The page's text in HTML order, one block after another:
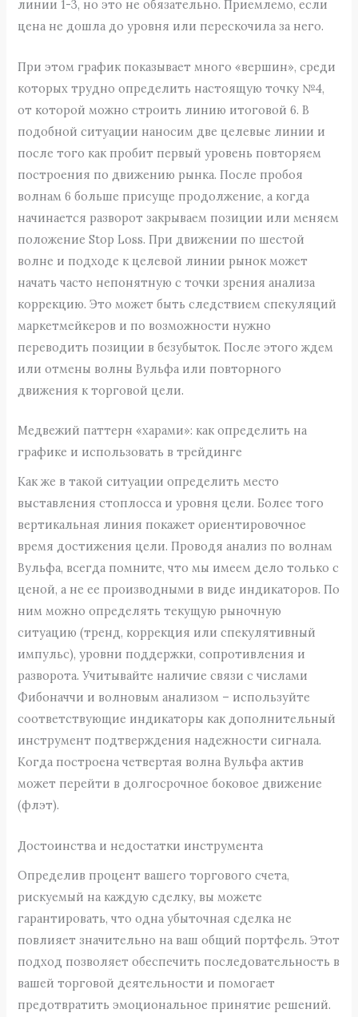
линии 1-3, но это не обязательно. Приемлемо, если
цена не дошла до уровня или перескочила за него.
При этом график показывает много «вершин», среди
которых трудно определить настоящую точку №4,
от которой можно строить линию итоговой 6. В
подобной ситуации наносим две целевые линии и
после того как пробит первый уровень повторяем
построения по движению рынка. После пробоя
волнам 6 больше присуще продолжение, а когда
начинается разворот закрываем позиции или меняем
положение Stop Loss. При движении по шестой
волне и подходе к целевой линии рынок может
начать часто непонятную с точки зрения анализа
коррекцию. Это может быть следствием спекуляций
маркетмейкеров и по возможности нужно
переводить позиции в безубыток. После этого ждем
или отмены волны Вульфа или повторного
движения к торговой цели.
Медвежий паттерн «харами»: как определить на
графике и использовать в трейдинге
Как же в такой ситуации определить место
выставления стоплосса и уровня цели. Более того
вертикальная линия покажет ориентировочное
время достижения цели. Проводя анализ по волнам
Вульфа, всегда помните, что мы имеем дело только с
ценой, а не ее производными в виде индикаторов. По
ним можно определять текущую рыночную
ситуацию (тренд, коррекция или спекулятивный
импульс), уровни поддержки, сопротивления и
разворота. Учитывайте наличие связи с числами
Фибоначчи и волновым анализом – используйте
соответствующие индикаторы как дополнительный
инструмент подтверждения надежности сигнала.
Когда построена четвертая волна Вульфа актив
может перейти в долгосрочное боковое движение
(флэт).
Достоинства и недостатки инструмента
Определив процент вашего торгового счета,
рискуемый на каждую сделку, вы можете
гарантировать, что одна убыточная сделка не
повлияет значительно на ваш общий портфель. Этот
подход позволяет обеспечить последовательность в
вашей торговой деятельности и помогает
предотвратить эмоциональное принятие решений.